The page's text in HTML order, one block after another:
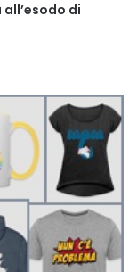
di